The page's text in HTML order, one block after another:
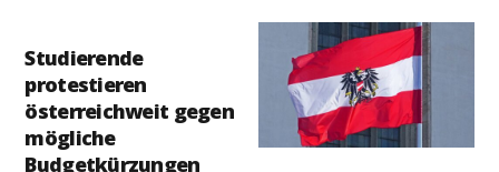
Studierende
protestieren
österreichweit gegen
mögliche
Budgetkürzungen